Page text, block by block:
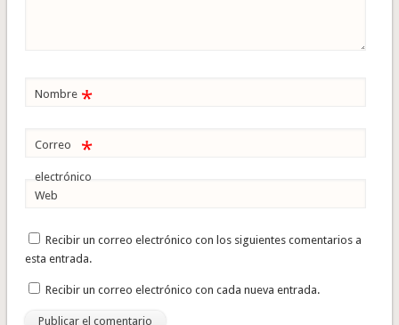
Nombre *
Correo
electrónico
*
Web
Recibir un correo electrónico con los siguientes comentarios a
esta entrada.
Recibir un correo electrónico con cada nueva entrada.